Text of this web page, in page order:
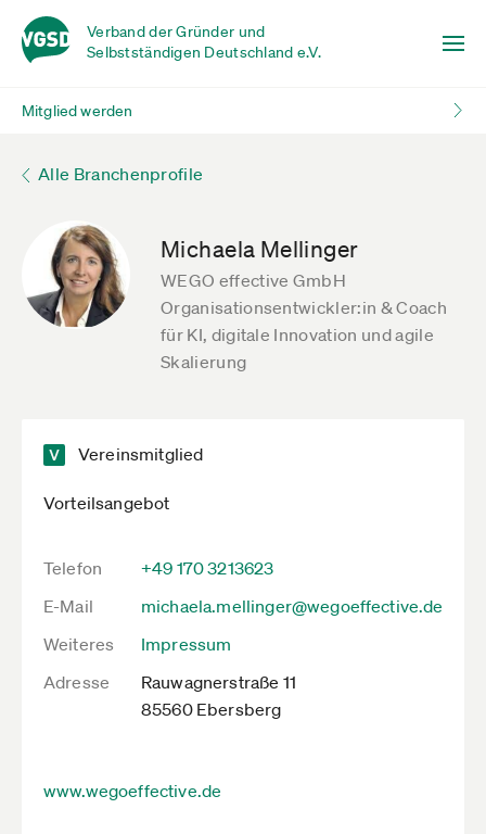
Verband der Gründer und
Selbstständigen Deutschland e.V.
Mitglied werden
Alle Branchenprofile
Michaela Mellinger
WEGO effective GmbH
Organisationsentwickler:in & Coach
für KI, digitale Innovation und agile
Skalierung
Vereinsmitglied
Vorteilsangebot
Telefon
+49 170 3213623
E-Mail
michaela.mellinger@wegoeffective.de
Weiteres
Impressum
Adresse
Rauwagnerstraße 11
85560 Ebersberg
www.wegoeffective.de